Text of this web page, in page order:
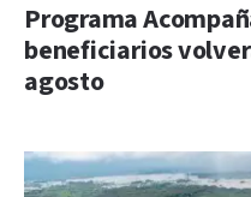
Programa
beneficiarios
agosto